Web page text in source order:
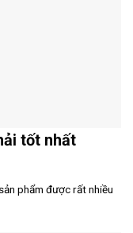
tốt nhất
phẩm được rất nhiều